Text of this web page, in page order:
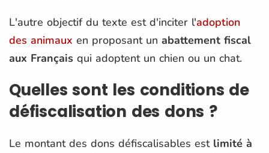
L'autre objectif du texte est d'inciter l'adoption
des animaux en proposant un abattement fiscal
aux Français qui adoptent un chien ou un chat.
Quelles sont les conditions de
défiscalisation des dons ?
Le montant des dons défiscalisables est limité à